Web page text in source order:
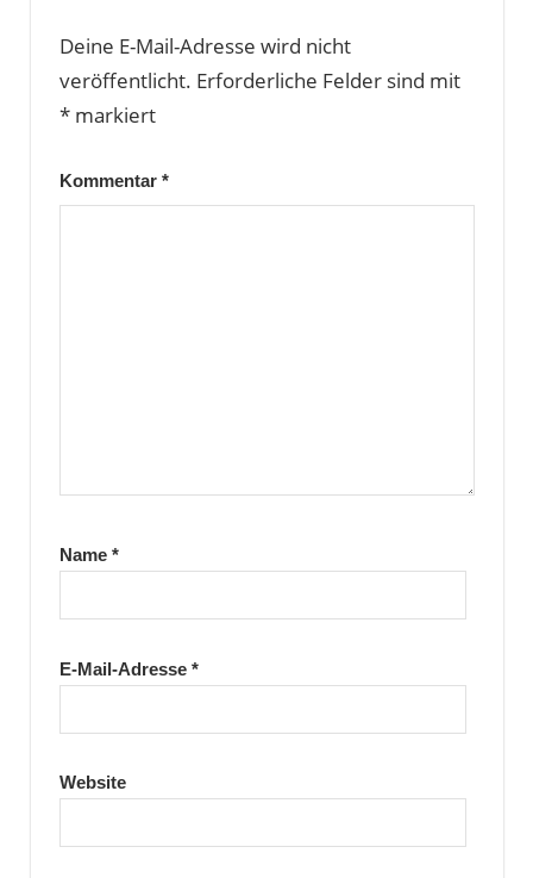
Deine E-Mail-Adresse wird nicht
veröffentlicht. Erforderliche Felder sind mit
*markiert
Kommentar *
Name *
E-Mail-Adresse *
Website